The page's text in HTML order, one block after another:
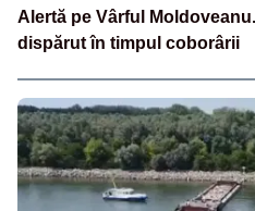
Alertă pe Vârful
dispărut în timpul coborârii